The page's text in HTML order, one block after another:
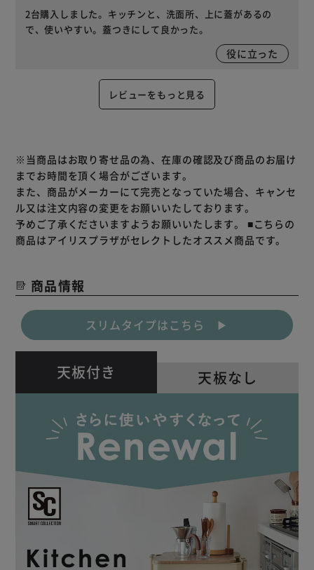
2台購入しました。キッチンと、洗面所、上に蓋があるの
で、使いやすい。蓋つきにして良かった。
役に立った
レビューをもっと見る
※当商品はお取り寄せ品の為、在庫の確認及び商品のお届け
までお時間を頂く場合がございます。
また、商品がメーカーにて完売となっていた場合、キャンセ
ル又は注文内容の変更をお願いいたしております。
予めご了承くださいますようお願いいたします。 ■こちらの
商品はアイリスプラザがセレクトしたオススメ商品です。
商品情報
スリムタイプはこちら ▶
天板付き 天板なし